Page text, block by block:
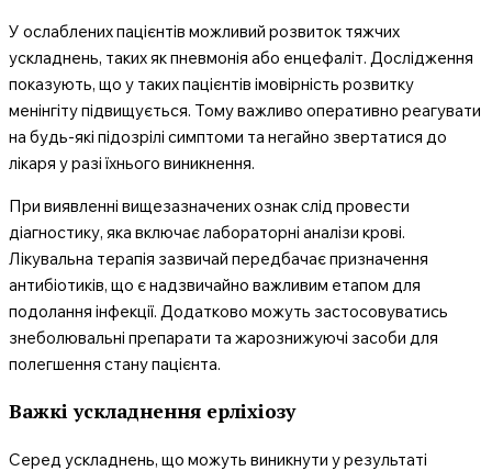
У ослаблених пацієнтів можливий розвиток тяжчих
ускладнень, таких як пневмонія або енцефаліт. Дослідження
показують, що у таких пацієнтів імовірність розвитку
менінгіту підвищується. Тому важливо оперативно реагувати
на будь-які підозрілі симптоми та негайно звертатися до
лікаря у разі їхнього виникнення.
При виявленні вищезазначених ознак слід провести
діагностику, яка включає лабораторні аналізи крові.
Лікувальна терапія зазвичай передбачає призначення
антибіотиків, що є надзвичайно важливим етапом для
подолання інфекції. Додатково можуть застосовуватись
знеболювальні препарати та жарознижуючі засоби для
полегшення стану пацієнта.
Важкі ускладнення ерліхіозу
Серед ускладнень, що можуть виникнути у результаті